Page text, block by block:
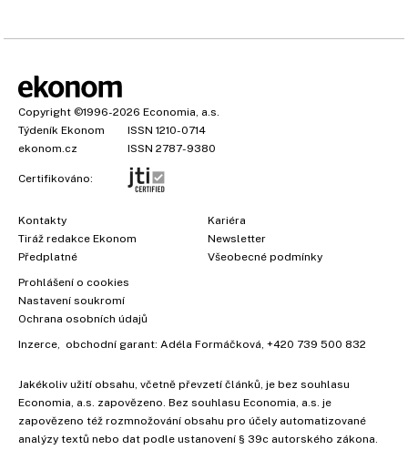
Copyright ©1996-2026 Economia, a.s.
Týdeník Ekonom
ISSN 1210-0714
ekonom.cz
ISSN 2787-9380
Certifikováno:
Kontakty
Tiráž redakce Ekonom
Předplatné
Kariéra
Newsletter
Všeobecné podmínky
Prohlášení o cookies
Nastavení soukromí
Ochrana osobních údajů
Inzerce , obchodní garant: Adéla Formáčková +420 739 500 832
Jakékoliv užití obsahu, včetně převzetí článků, je bez souhlasu
Economia, a.s. zapovězeno. Bez souhlasu Economia, a.s. je
zapovězeno též rozmnožování obsahu pro účely automatizované
analýzy textů nebo dat podle ustanovení § 39c autorského zákona.